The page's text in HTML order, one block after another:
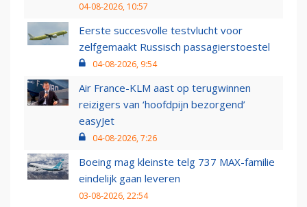
04-08-2026, 10:57
Eerste succesvolle testvlucht voor
zelfgemaakt Russisch passagierstoestel
04-08-2026, 9:54
Air France-KLM aast op terugwinnen
reizigers van ‘hoofdpijn bezorgend’
easyJet
04-08-2026, 7:26
Boeing mag kleinste telg 737 MAX-familie
eindelijk gaan leveren
03-08-2026, 22:54